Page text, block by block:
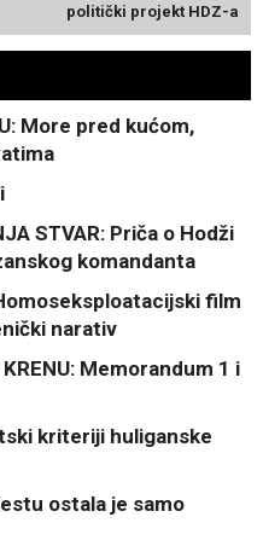
politički projekt HDZ-a
More pred kućom,
STVAR: Priča o Hodži
komandanta
film
narativ
KRENU: Memorandum 1 i
kriteriji huliganske
ostala je samo